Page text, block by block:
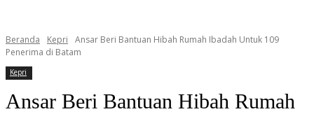
Beranda Kepri
Ansar Beri Bantuan Hibah Rumah Ibadah Untuk 109
Penerima di Batam
Kepri
Ansar Beri Bantuan Hibah Rumah